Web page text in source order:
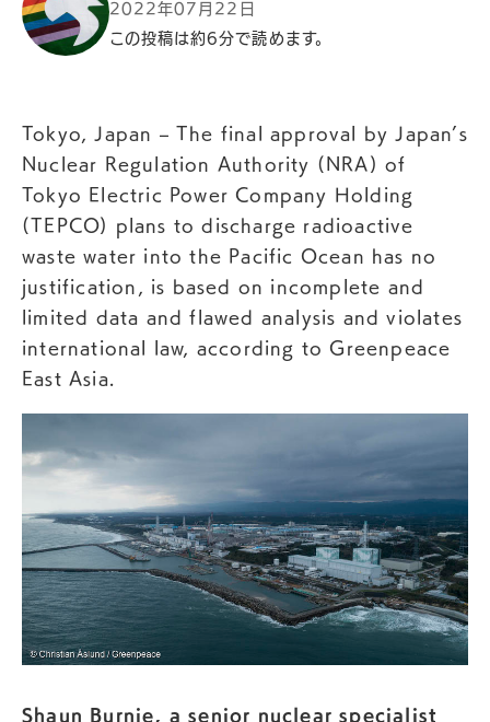
2022年07月22日
この投稿は約6分で読めます。
Tokyo, Japan – The final approval by Japan’s
Nuclear Regulation Authority (NRA) of
Tokyo Electric Power Company Holding
(TEPCO) plans to discharge radioactive
waste water into the Pacific Ocean has no
justification, is based on incomplete and
limited data and flawed analysis and violates
international law, according to Greenpeace
East Asia.
Shaun Burnie, a senior nuclear specialist